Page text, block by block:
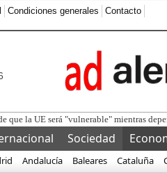
Condiciones generales Contacto
Sociedad
Andalucía Baleares Cataluña